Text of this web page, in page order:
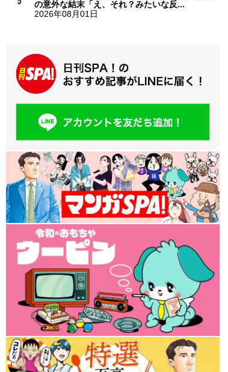
の意外な結末「え、それ？みたいな反...
2026年08月01日